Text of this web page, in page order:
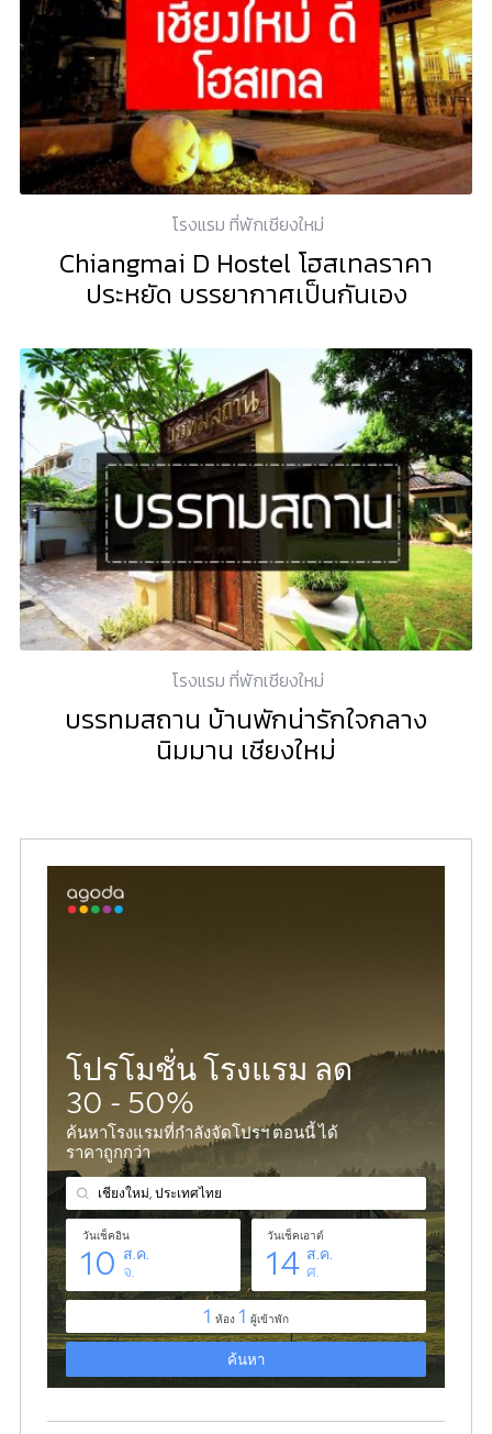
โรงแรม ที่พักเชียงใหม่
Chiangmai D Hostel โฮสเทลราคา
ประหยัด บรรยากาศเป็นกันเอง
โรงแรม ที่พักเชียงใหม่
บรรทมสถาน บ้านพักน่ารักใจกลาง
นิมมาน เชียงใหม่